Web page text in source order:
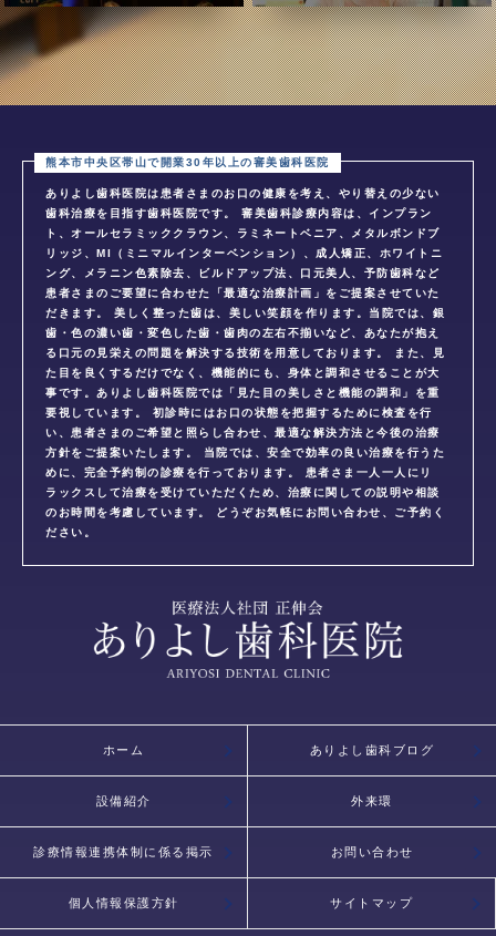
ありよし歯科医院は患者さまのお口の健康を考え、やり替えの少ない
歯科治療を目指す歯科医院です。 審美歯科診療内容は、インプラン
ト、オールセラミッククラウン、ラミネートベニア、メタルボンドブ
リッジ、MI（ミニマルインターベンション）、成人矯正、ホワイトニ
ング、メラニン色素除去、ビルドアップ法、口元美人、予防歯科など
患者さまのご要望に合わせた「最適な治療計画」をご提案させていた
だきます。 美しく整った歯は、美しい笑顔を作ります。当院では、銀
歯・色の濃い歯・変色した歯・歯肉の左右不揃いなど、あなたが抱え
る口元の見栄えの問題を解決する技術を用意しております。 また、見
た目を良くするだけでなく、機能的にも、身体と調和させることが大
事です。ありよし歯科医院では「見た目の美しさと機能の調和」を重
要視しています。 初診時にはお口の状態を把握するために検査を行
い、患者さまのご希望と照らし合わせ、最適な解決方法と今後の治療
方針をご提案いたします。 当院では、安全で効率の良い治療を行うた
めに、完全予約制の診療を行っております。 患者さま一人一人にリ
ラックスして治療を受けていただくため、治療に関しての説明や相談
のお時間を考慮しています。 どうぞお気軽にお問い合わせ、ご予約く
ださい。
ホーム ありよし歯科ブログ
設備紹介 外来環
診療情報連携体制に係る掲示 お問い合わせ
個人情報保護方針 サイトマップ